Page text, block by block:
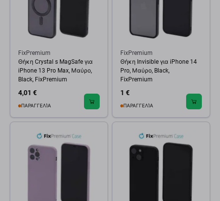
FixPremium
Θήκη Crystal s MagSafe για
iPhone 13 Pro Max, Μαύρο,
Black, FixPremium
4,01 €
ΠΑΡΑΓΓΕΛΊΑ
FixPremium
Θήκη Invisible για iPhone 14
Pro, Μαύρο, Black,
FixPremium
1 €
ΠΑΡΑΓΓΕΛΊΑ